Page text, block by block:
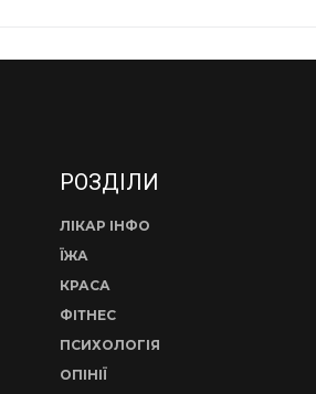
РОЗДІЛИ
ЛІКАР ІНФО
ЇЖА
КРАСА
ФІТНЕС
ПСИХОЛОГІЯ
ОПІНІЇ